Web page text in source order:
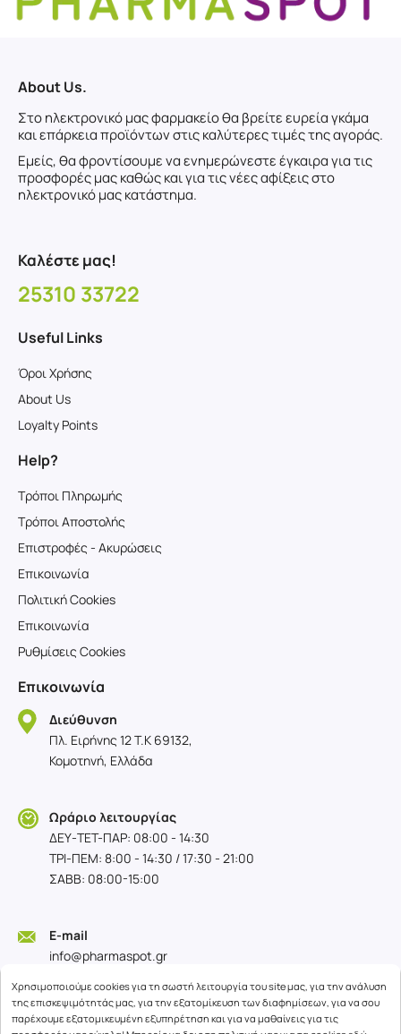
About Us.
Στο ηλεκτρονικό μας φαρμακείο θα βρείτε ευρεία γκάμα
και επάρκεια προϊόντων στις καλύτερες τιμές της αγοράς.
Εμείς, θα φροντίσουμε να ενημερώνεστε έγκαιρα για τις
προσφορές μας καθώς και για τις νέες αφίξεις στο
ηλεκτρονικό μας κατάστημα.
Καλέστε μας!
25310 33722
Useful Links
Όροι Χρήσης
About Us
Loyalty Points
Help?
Τρόποι Πληρωμής
Τρόποι Αποστολής
Επιστροφές - Ακυρώσεις
Επικοινωνία
Πολιτική Cookies
Επικοινωνία
Ρυθμίσεις Cookies
Επικοινωνία
Διεύθυνση
Πλ. Ειρήνης 12 T.K 69132,
Κομοτηνή, Ελλάδα
Ωράριο λειτουργίας
ΔΕΥ-TET-ΠΑΡ: 08:00 - 14:30
ΤΡΙ-ΠΕΜ: 8:00 - 14:30 / 17:30 - 21:00
ΣΑΒΒ: 08:00-15:00
E-mail
info@pharmaspot.gr
Χρησιμοποιούμε cookies για τη σωστή λειτουργία του site μας, για την ανάλυση
της επισκεψιμότητάς μας, για την εξατομίκευση των διαφημίσεων, για να σου
παρέχουμε εξατομικευμένη εξυπηρέτηση και για να μαθαίνεις για τις